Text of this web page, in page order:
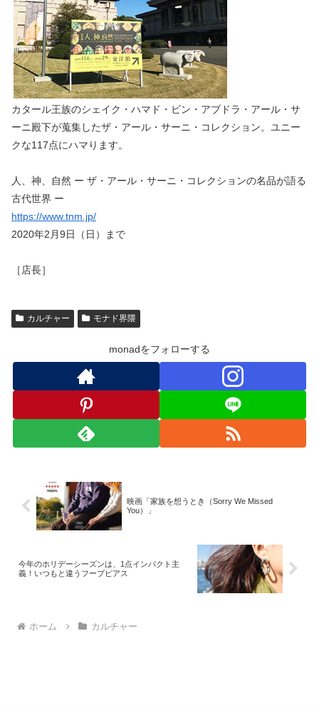
カタール王族のシェイク・ハマド・ビン・アブドラ・アール・サ
ーニ殿下が蒐集したザ・アール・サーニ・コレクション。ユニー
クな117点にハマります。
人、神、自然 ー ザ・アール・サーニ・コレクションの名品が語る
古代世界 ー
https://www.tnm.jp/
2020年2月9日（日）まで
［店長］
カルチャー モナド界隈
monadをフォローする
映画「家族を想うとき（Sorry We Missed
You）」
今年のホリデーシーズンは、1点インパクト主
義！いつもと違うフープピアス
ホーム カルチャー